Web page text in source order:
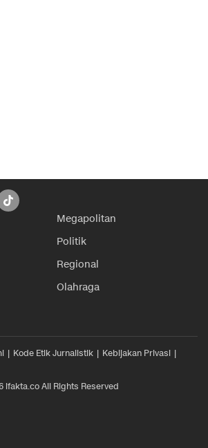
Megapolitan
Politik
Regional
Olahraga
Kode Etik Jurnalistik
Kebijakan Privasi
ifakta.co All Rights Reserved